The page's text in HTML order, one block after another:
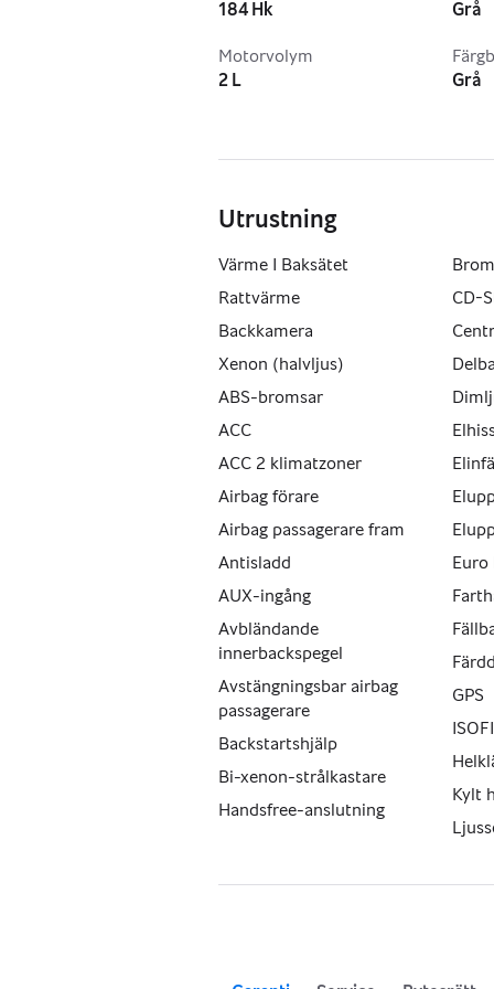
Kaross: SUV / Crossover
Skinnstolar
Eluppvärmda säten fram och bak
Eluppvärmd vindruta
Rattvärmare
Backkamera
Parkeringssensorer fram och bak
Bluetooth
Fyrhjulsdrift (AWD)
Automatisk växellåda
Kamkedja (ingen kamrem)
En stark och trygg SUV som
framkomlighet under vinterhalvåret.
184 Hk
Motorvolym
2 L
Grå
Grå
Utrustning
Värme I Baksätet
Rattvärme
Backkamera
Xenon (halvljus)
ABS-bromsar
ACC
ACC 2 klimatzoner
Airbag förare
Airbag passagerare fram
Antisladd
AUX-ingång
Avbländande
innerbackspegel
Avstängningsbar airbag
passagerare
Backstartshjälp
Bi-xenon-strålkastare
Handsfree-anslutning
CD-
Euro
GPS
Kylt